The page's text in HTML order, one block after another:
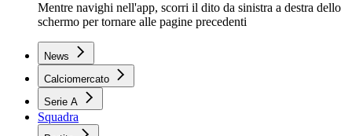
Mentre navighi nell'app, scorri il dito da sinistra a destra dello
schermo per tornare alle pagine precedenti
News
Calciomercato
Serie A
Squadra